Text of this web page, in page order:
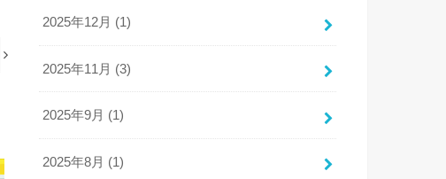
2025年12月 (1)
2025年11月 (3)
2025年9月 (1)
2025年8月 (1)